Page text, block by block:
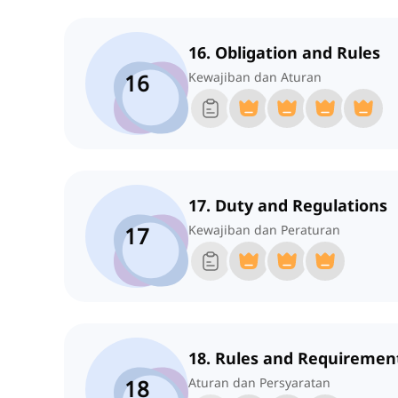
16
16. Obligation and Rules
Kewajiban dan Aturan
17
17. Duty and Regulations
Kewajiban dan Peraturan
18
18. Rules and
Aturan dan Persyaratan